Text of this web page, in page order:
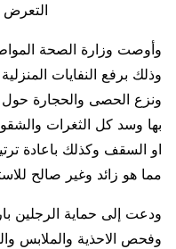
وأوصت وزارة الصحة
وذلك برفع النفايات
ونزع الحصى والحجارة حول
بها وسد كل الثغرات
او السقف وكذلك باعادة
مما هو زائد وغير صالح
ودعت إلى حماية الرجلين
وفحص الاحذية والملابس